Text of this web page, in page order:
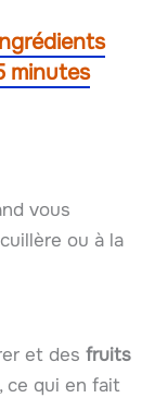
minutes
vous
ou à la
et des fruits
ce qui en fait